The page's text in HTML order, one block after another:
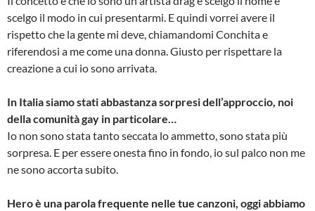
scelgo il modo in cui presentarmi. E quindi vorrei avere il
rispetto che la gente mi deve, chiamandomi Conchita e
riferendosi a me come una donna. Giusto per rispettare la
creazione a cui io sono arrivata.
In Italia siamo stati abbastanza sorpresi dell’approccio, noi
della comunità gay in particolare…
Io non sono stata tanto seccata lo ammetto, sono stata più
sorpresa. E per essere onesta fino in fondo, io sul palco non me
ne sono accorta subito.
Hero è una parola frequente nelle tue canzoni, oggi abbiamo